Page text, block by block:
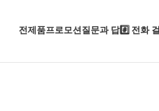
전제품프로모션질문과 답#️⃣ 전화 걸